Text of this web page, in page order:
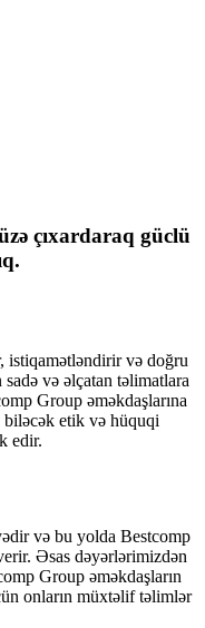
çıxardaraq güclü
istiqamətləndirir və doğru
və əlçatan təlimatlara
Group əməkdaşlarına
biləcək etik və hüquqi
edir.
və bu yolda Bestcomp
Əsas dəyərlərimizdən
Group əməkdaşların
onların müxtəlif təlimlər